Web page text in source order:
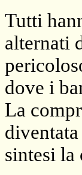
Tutti
alternati
dove i
La
sintesi